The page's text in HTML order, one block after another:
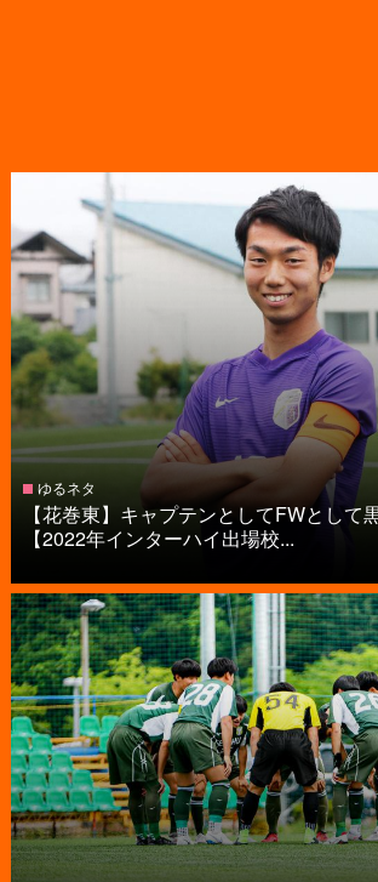
ゆるネタ
【花巻東】キャプテンとしてFWとして
【2022年インターハイ出場校...